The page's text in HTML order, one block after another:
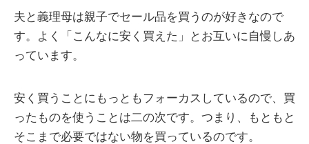
夫と義理母は親子でセール品を買うのが好きなので
す。よく「こんなに安く買えた」とお互いに自慢しあ
っています。
安く買うことにもっともフォーカスしているので、買
ったものを使うことは二の次です。つまり、もともと
そこまで必要ではない物を買っているのです。